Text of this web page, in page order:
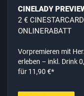
CINELADY
2 € CINESTARCARD
ONLINERABATT
Vorpremieren mit
erleben – inkl. Drink
für 11,90 €*